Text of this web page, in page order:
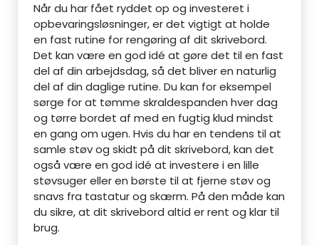
Når du har fået ryddet op og investeret i
opbevaringsløsninger, er det vigtigt at holde
en fast rutine for rengøring af dit skrivebord.
Det kan være en god idé at gøre det til en fast
del af din arbejdsdag, så det bliver en naturlig
del af din daglige rutine. Du kan for eksempel
sørge for at tømme skraldespanden hver dag
og tørre bordet af med en fugtig klud mindst
en gang om ugen. Hvis du har en tendens til at
samle støv og skidt på dit skrivebord, kan det
også være en god idé at investere i en lille
støvsuger eller en børste til at fjerne støv og
snavs fra tastatur og skærm. På den måde kan
du sikre, at dit skrivebord altid er rent og klar til
brug.